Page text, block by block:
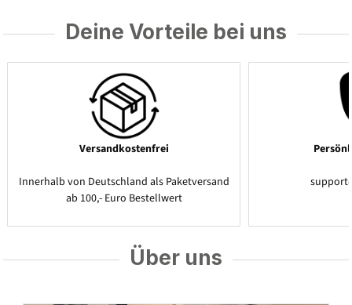
Deine Vorteile bei uns
Versandkostenfrei
Innerhalb von Deutschland als Paketversand
ab 100,- Euro Bestellwert
Über uns